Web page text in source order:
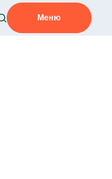
Меню